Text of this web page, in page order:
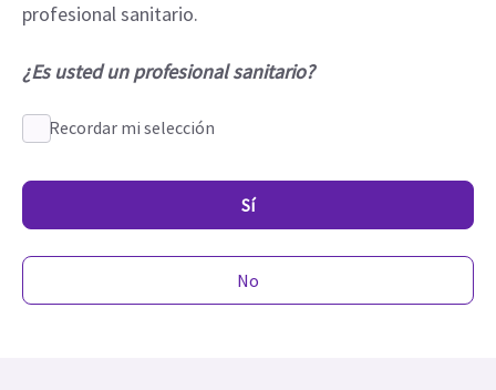
profesional sanitario.
¿Es usted un profesional sanitario?
Recordar mi selección
Sí
No